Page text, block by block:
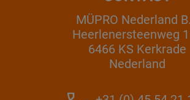
MÜPRO Nederland
Heerlenersteenweg
6466 KS Kerkrade
Nederland